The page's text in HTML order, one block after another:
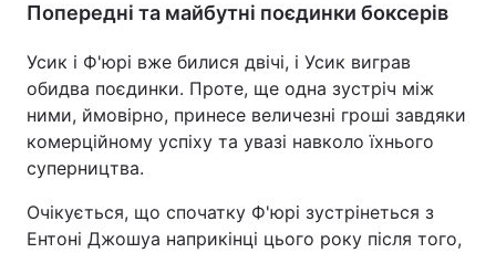
Попередні та майбутні поєдинки боксерів
Усик і Ф'юрі вже билися двічі, і Усик виграв
обидва поєдинки. Проте, ще одна зустріч між
ними, ймовірно, принесе величезні гроші завдяки
комерційному успіху та увазі навколо їхнього
суперництва.
Очікується, що спочатку Ф'юрі зустрінеться з
Ентоні Джошуа наприкінці цього року після того,